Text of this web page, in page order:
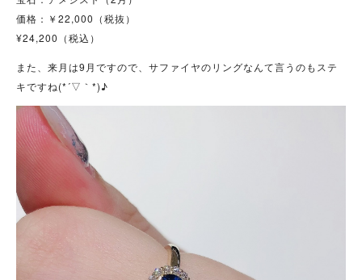
価格：￥22,000（税抜）
¥24,200（税込）
また、来月は9月ですので、サファイヤのリングなんて言うのもステ
キですね(*´▽｀*)♪